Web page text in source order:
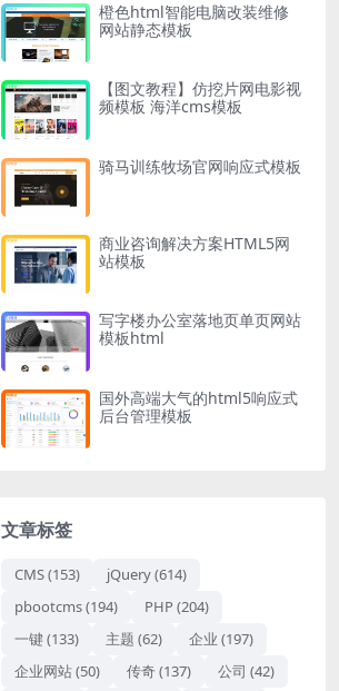
橙色html智能电脑改装维修
网站静态模板
【图文教程】仿挖片网电影视
频模板 海洋cms模板
骑马训练牧场官网响应式模板
商业咨询解决方案HTML5网
站模板
写字楼办公室落地页单页网站
模板html
国外高端大气的html5响应式
后台管理模板
文章标签
CMS(153) jQuery(614)
pbootcms(194) PHP(204)
一键(133) 主题 (62) 企业 (197)
企业网站(50) 传奇(137) 公司 (42)